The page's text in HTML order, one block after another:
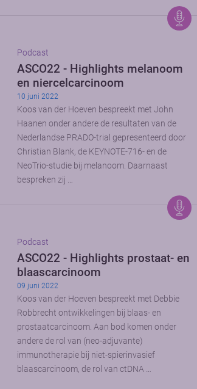
Podcast
ASCO22 - Highlights melanoom
en niercelcarcinoom
10 juni 2022
Koos van der Hoeven bespreekt met John
Haanen onder andere de resultaten van de
Nederlandse PRADO-trial gepresenteerd door
Christian Blank, de KEYNOTE-716- en de
NeoTrio-studie bij melanoom. Daarnaast
bespreken zij …
Podcast
ASCO22 - Highlights prostaat- en
blaascarcinoom
09 juni 2022
Koos van der Hoeven bespreekt met Debbie
Robbrecht ontwikkelingen bij blaas- en
prostaatcarcinoom. Aan bod komen onder
andere de rol van (neo-adjuvante)
immunotherapie bij niet-spierinvasief
blaascarcinoom, de rol van ctDNA …